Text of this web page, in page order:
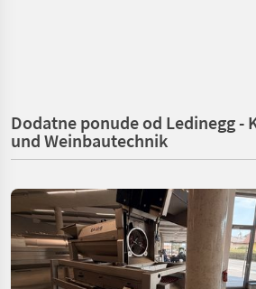
Dodatne ponude od Ledinegg -
und Weinbautechnik